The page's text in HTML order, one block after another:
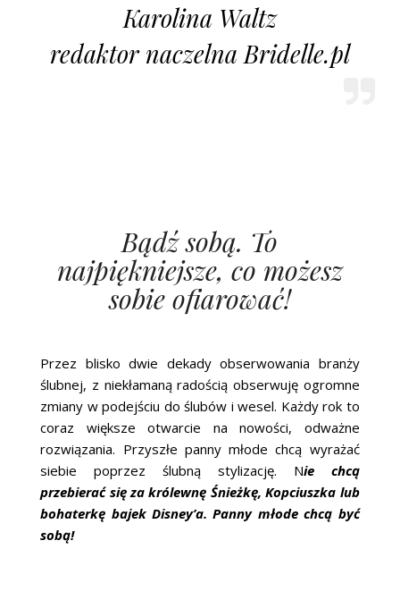
Karolina Waltz
redaktor naczelna Bridelle.pl
Bądź sobą. To
najpiękniejsze, co możesz
sobie ofiarować!
Przez blisko dwie dekady obserwowania branży
ślubnej, z niekłamaną radością obserwuję ogromne
zmiany w podejściu do ślubów i wesel. Każdy rok to
coraz większe otwarcie na nowości, odważne
rozwiązania. Przyszłe panny młode chcą wyrażać
siebie poprzez ślubną stylizację. Nie chcą
przebierać się za królewnę Śnieżkę, Kopciuszka lub
bohaterkę bajek Disney’a. Panny młode chcą być
sobą!